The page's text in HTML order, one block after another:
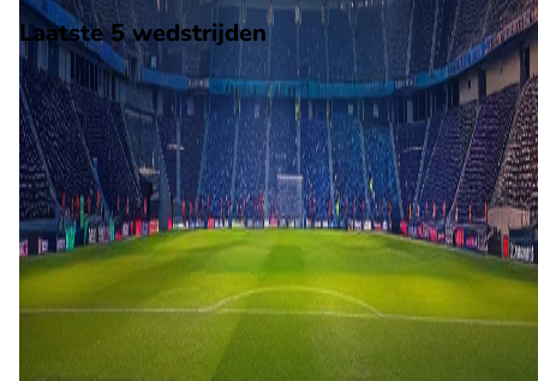
Laatste 5 wedstrijden
H2H
Lentigione
Piacenza
17 mei2026
Lentigione
Piacenza
0
2
29 mrt2026
Lentigione